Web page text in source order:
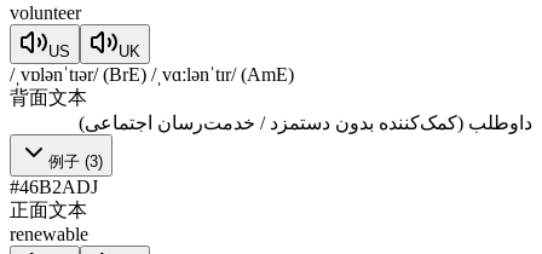
volunteer
US UK
/ˌvɒlənˈtɪər/ (BrE) /ˌvɑːlənˈtɪr/ (AmE)
背面文本
داوطلب (کمک‌کننده بدون دستمزد / خدمت‌رسان اجتماعی)
例子 (3)
#46B2ADJ
正面文本
renewable